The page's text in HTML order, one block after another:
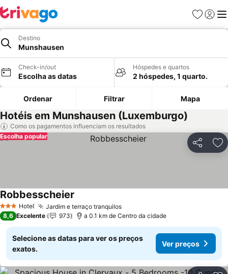
Favoritos
Iniciar
Destino
Munshausen
Check-in/out
Escolha as datas
Hóspedes e quartos
2 hóspedes, 1 quarto.
Ordenar Filtrar Mapa
Hotéis em Munshausen (Luxemburgo)
Como os pagamentos influenciam os resultados
Partilhar
Escolha popular
3 EstrelasHotel Jardim e terraço tranquilos
Robbesscheier
8,6 Excelente 973 a 0.1 km de Centro da cidade
Selecione as datas para ver os preços
exatos.
Ver preços